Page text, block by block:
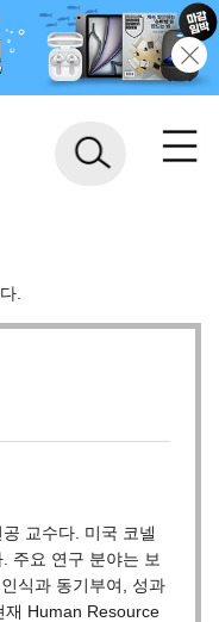
.
교수다. 미국 코넬
주요 연구 분야는 보
식과 동기부여, 성과
재 Human Resource